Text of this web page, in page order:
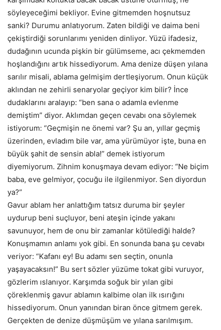
söyleyeceğimi bekliyor. Evine gitmemden hoşnutsuz
sanki? Durumu anlatıyorum. Zaten bildiği ve daima beni
çekiştirdiği sorunlarımı yeniden dinliyor. Yüzü ifadesiz,
dudağının ucunda pişkin bir gülümseme, acı çekmemden
hoşlandığını artık hissediyorum. Ama denize düşen yılana
sarılır misali, ablama gelmişim dertleşiyorum. Onun küçük
aklından ne zehirli senaryolar geçiyor kim bilir? İnce
dudaklarını aralayıp: “ben sana o adamla evlenme
demiştim” diyor. Aklımdan geçen cevabı ona söylemek
istiyorum: “Geçmişin ne önemi var? Şu an, yıllar geçmiş
üzerinden, evladım bile var, ama yürümüyor işte, buna en
büyük şahit de sensin abla!” demek istiyorum
diyemiyorum. Zihnim konuşmaya devam ediyor: “Ne biçim
baba, eve gelmiyor, çocuğu ile ilgilenmiyor. Sen diyordun
ya?”
Gavur ablam her anlattığım tatsız duruma bir şeyler
uydurup beni suçluyor, beni ateşin içinde yakanı
savunuyor, hem de onu bir zamanlar kötülediği halde?
Konuşmamın anlamı yok gibi. En sonunda bana şu cevabı
veriyor: “Kafanı ey! Bu adamı sen seçtin, onunla
yaşayacaksın!” Bu sert sözler yüzüme tokat gibi vuruyor,
gözlerim ıslanıyor. Karşımda soğuk bir yılan gibi
çöreklenmiş gavur ablamın kalbime olan ilk ısırığını
hissediyorum. Onun yanından biran önce gitmem gerek.
Gerçekten de denize düşmüşüm ve yılana sarılmışım.